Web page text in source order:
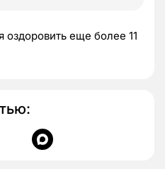
оздоровить еще более 11